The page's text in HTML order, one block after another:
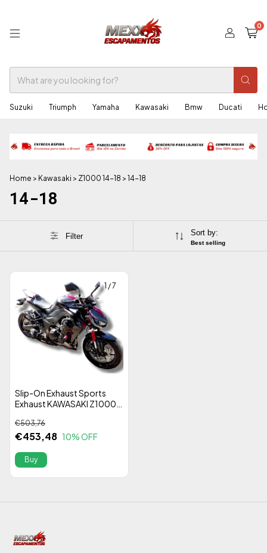
0
Suzuki Triumph Yamaha Kawasaki Bmw Ducati
Home > Kawasaki > Z1000 14-18 > 14-18
14-18
Filter Sort by:
Best selling
1 /7
Slip-On Exhaust Sports
Exhaust KAWASAKI Z1000
Steel 304 Alta Performance
€453,48
€503,76
10% OFF